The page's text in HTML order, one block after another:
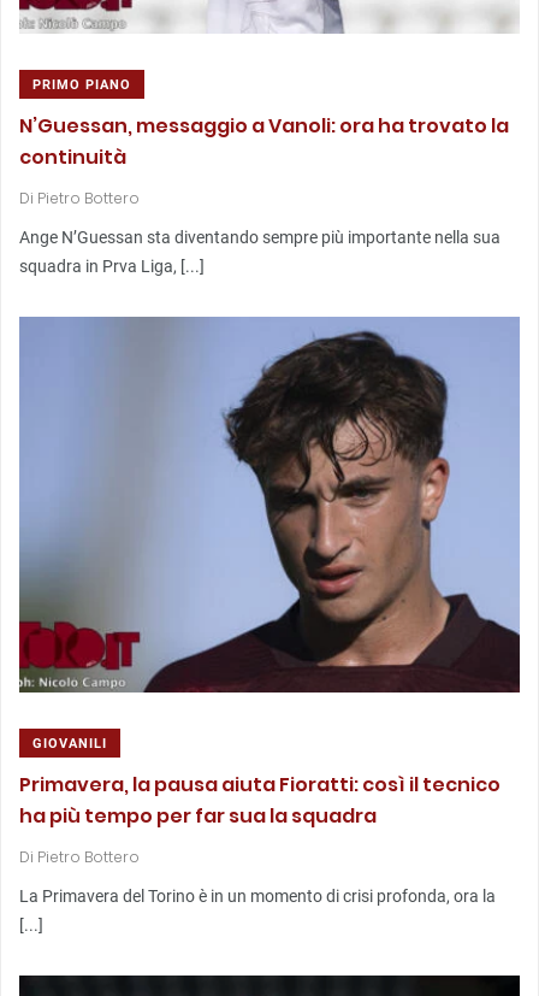
PRIMO PIANO
N’Guessan, messaggio a Vanoli: ora ha trovato la
continuità
Di Pietro Bottero
Ange N’Guessan sta diventando sempre più importante nella sua
squadra in Prva Liga, [...]
GIOVANILI
Primavera, la pausa aiuta Fioratti: così il tecnico
ha più tempo per far sua la squadra
Di Pietro Bottero
La Primavera del Torino è in un momento di crisi profonda, ora la
[...]